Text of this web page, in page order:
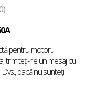
pentru motorul
trimiteți-ne un mesaj cu
dacă nu sunteți